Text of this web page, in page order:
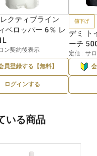
クティブライン
ベロッパー 6％ レ
ン契約後表示
員登録する【無料】
ログインする
値下げ
デミ ト
ーチ
定価 : サ
いる商品